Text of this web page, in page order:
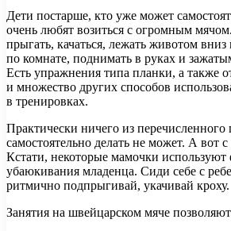
Дети постарше, кто уже может
очень любят возиться с огромным
прыгать, качаться, лежать животом
по комнате, поднимать в руках и
Есть упражнения типа планки, а также
и множество других способов
в тренировках.
Практически ничего из перечисленного
самостоятельно делать не может. А вот
Кстати, некоторые мамочки
убаюкивания младенца. Сиди себе с
ритмично подпрыгивай, укачивай кроху.
Занятия на швейцарском мяче